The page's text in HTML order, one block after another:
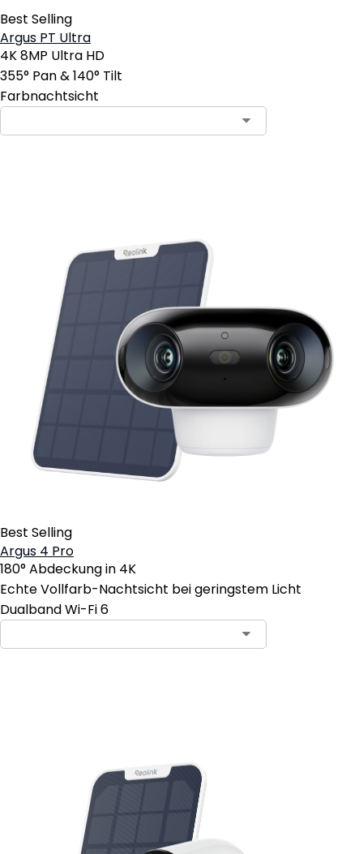
Best Selling
Argus PT Ultra
4K 8MP Ultra HD
355° Pan & 140° Tilt
Farbnachtsicht
Best Selling
Argus 4 Pro
180° Abdeckung in 4K
Echte Vollfarb-Nachtsicht bei geringstem Licht
Dualband Wi-Fi 6